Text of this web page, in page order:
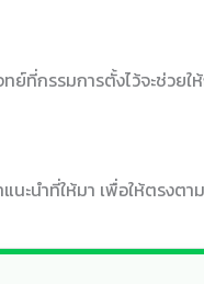
ทย์ที่กรรมการตั้งไว้จะช่วย
นะนำที่ให้มา เพื่อให้ตรงต